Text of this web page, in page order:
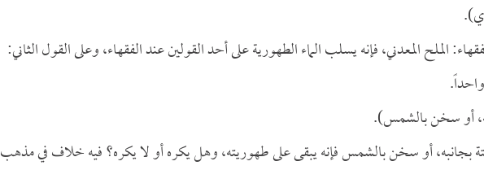
الملح المعدني، فإنه يسلب الماء الطهورية على أحد القولين عند الفقهاء، وعلى القول الثاني:
أو سخن بالشمس).
بجانبه، أو سخن بالشمس فإنه يبقى على طهوريته، وهل يكره أو لا يكره؟ فيه خلاف في مذهب